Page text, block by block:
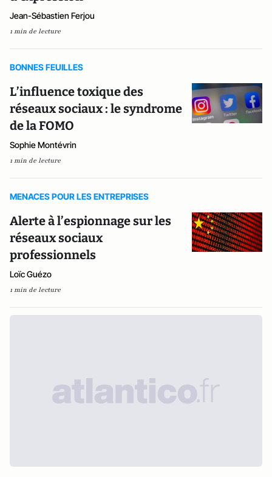
Jean-Sébastien Ferjou
1 min de lecture
BONNES FEUILLES
L’influence toxique des
réseaux sociaux : le syndrome
de la FOMO
Sophie Montévrin
1 min de lecture
MENACES POUR LES ENTREPRISES
Alerte à l’espionnage sur les
réseaux sociaux
professionnels
Loïc Guézo
1 min de lecture